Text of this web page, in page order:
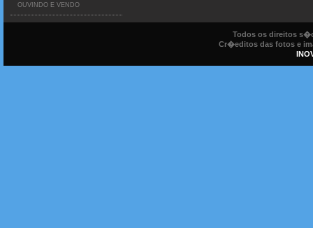
OUVINDO E VENDO
Todos os direitos
Cr�editos das fotos e